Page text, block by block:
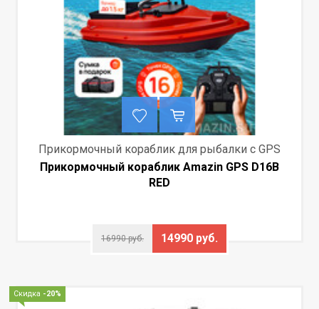
Прикормочный кораблик для рыбалки с GPS
Прикормочный кораблик Amazin GPS D16B
RED
16990 руб. 14990 руб.
Скидка -20%